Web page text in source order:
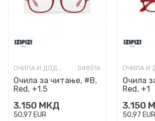
ОЧИЛА И ДОДАТОЦИ 048516
Очила за читање, #B,
Red, +1.5
3.150 МКД
50,97 EUR
Очила
Red, +1
3.150
50,97 EUR